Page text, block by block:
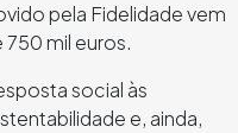
pela Fidelidade vem
mil euros.
social às
e, ainda,